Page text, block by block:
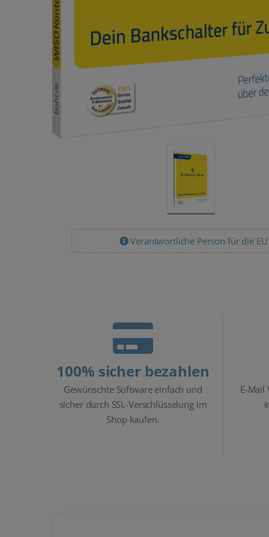
Verantwortliche Person für die EU
100% sicher bezahlen
Gewünschte Software einfach und
sicher durch SSL-Verschlüsselung im
Shop kaufen.
E-Mail